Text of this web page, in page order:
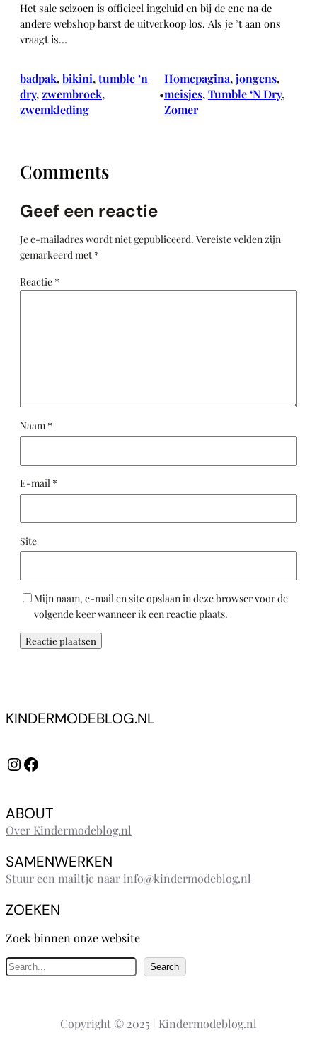
Het sale seizoen is officieel ingeluid en bij de ene na de
andere webshop barst de uitverkoop los. Als je ’t aan ons
vraagt is…
badpak, bikini, tumble ’n
dry, zwembroek
zwemkleding
•
Homepagina, jongens,
meisjes, Tumble ‘N Dry,
Zomer
Comments
Geef een reactie
Je e-mailadres wordt niet gepubliceerd. Vereiste velden zijn
gemarkeerd met *
Reactie *
Naam *
E-mail *
Site
Mijn naam, e-mail en site opslaan in deze browser voor de
volgende keer wanneer ik een reactie plaats.
KINDERMODEBLOG.NL
InstagramFacebook
ABOUT
Over Kindermodeblog.nl
SAMENWERKEN
Stuur een mailtje naar info@kindermodeblog.nl
ZOEKEN
Zoek binnen onze website
Z
o
e
Search
Copyright © 2025 | Kindermodeblog.nl